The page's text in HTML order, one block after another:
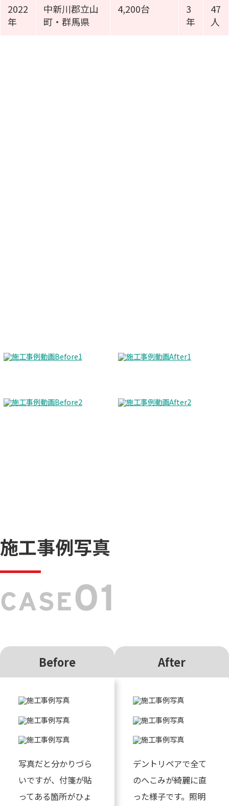
2022
年
中新川郡立山
町・群馬県
4,200台
3
年
47
人
施工事例写真
CASE01
Before
写真だと分かりづら
いですが、付箋が貼
ってある箇所がひょ
After
デントリペアで全て
のへこみが綺麗に直
った様子です。照明